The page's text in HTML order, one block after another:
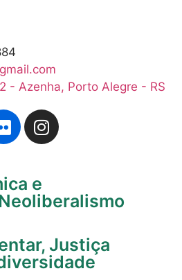
- Azenha, Porto Alegre - RS
e
Justiça